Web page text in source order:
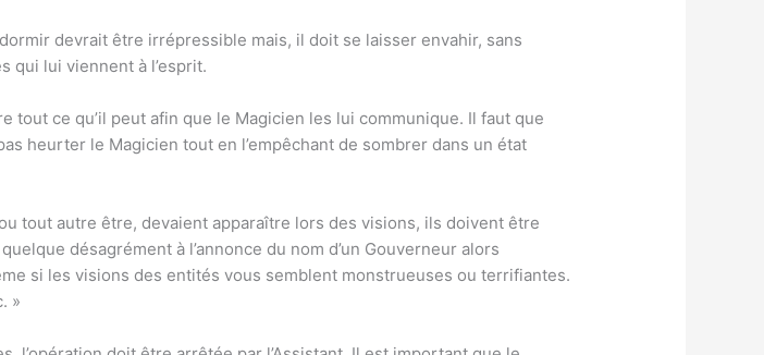
devrait être irrépressible mais, il doit se laisser envahir, sans
qui lui viennent à l’esprit.
tout ce qu’il peut afin que le Magicien les lui communique. Il faut que
heurter le Magicien tout en l’empêchant de sombrer dans un état
tout autre être, devaient apparaître lors des visions, ils doivent être
désagrément à l’annonce du nom d’un Gouverneur alors
si les visions des entités vous semblent monstrueuses ou terrifiantes.
»